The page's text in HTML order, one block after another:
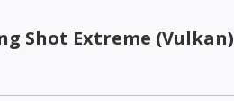
Shot Extreme (Vulkan)